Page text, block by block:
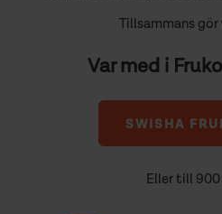
Tillsammans
Var med i
SWISHA
Eller till 900